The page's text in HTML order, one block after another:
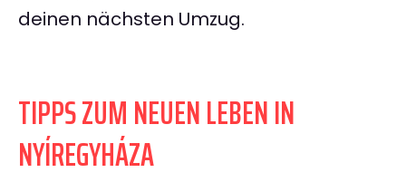
deinen nächsten Umzug.
TIPPS ZUM NEUEN LEBEN IN
NYÍREGYHÁZA